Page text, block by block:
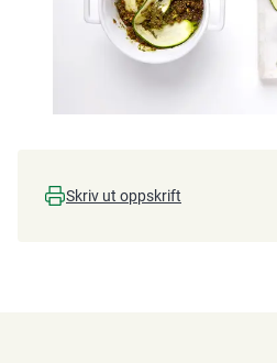
Skriv ut oppskrift